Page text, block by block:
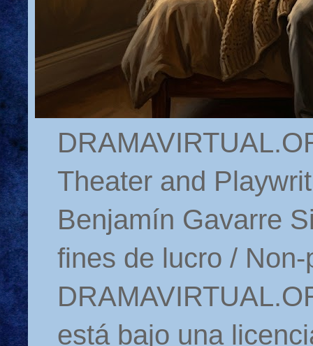
Theater and
Benjamín Gavarre
fines de lucro /
está bajo una